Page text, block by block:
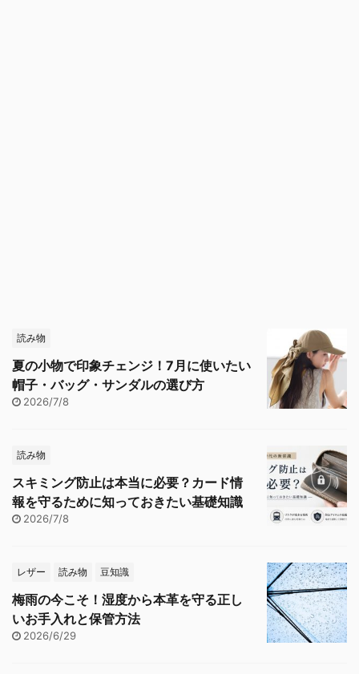
読み物
夏の小物で印象チェンジ！7月に使いたい
帽子・バッグ・サンダルの選び方
2026/7/8
読み物
スキミング防止は本当に必要？カード情
報を守るために知っておきたい基礎知識
2026/7/8
レザー 読み物 豆知識
梅雨の今こそ！湿度から本革を守る正し
いお手入れと保管方法
2026/6/29